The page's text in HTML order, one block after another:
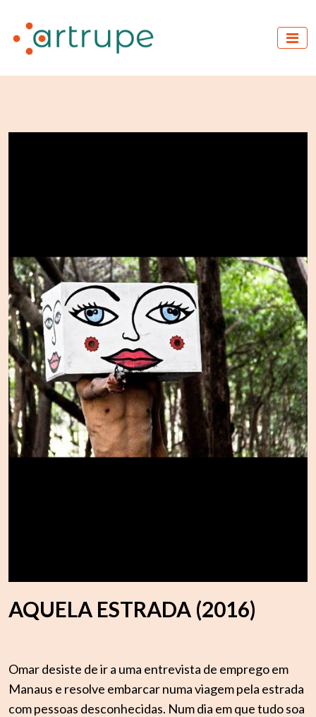
AQUELA ESTRADA (2016)
Omar desiste de ir a uma entrevista de emprego em
Manaus e resolve embarcar numa viagem pela estrada
com pessoas desconhecidas. Num dia em que tudo soa